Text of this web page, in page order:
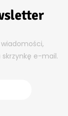
e-mail.